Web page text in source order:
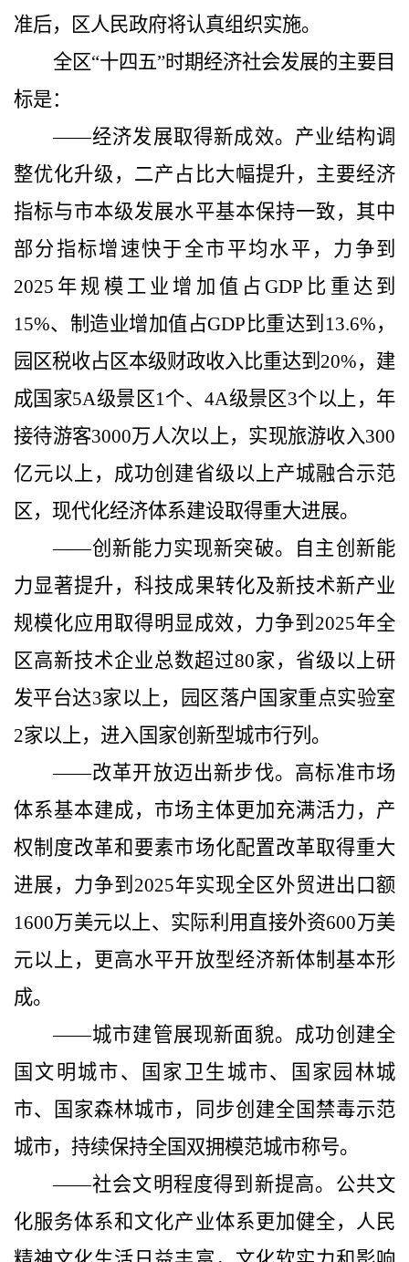
准后，区人民政府将认真组织实施。
全区“十四五”时期经济社会发展的主要目
标是：
——经济发展取得新成效。 产业结构调
整优化升级，二产占比大幅提升， 主要经济
指标与市本级发展水平基本保持一致，其中
部分指标增速快于全市平均水平， 力争到
2025 年规模工业增加值占GDP 比重达到
15%、制造业增加值占GDP 比重达到 13.6%，
园区税收占区本级财政收入比重达到 20%，建
成国家5A级景区1个、4A级景区3个以上，年
接待游客3000万人次以上，实现旅游收入300
亿元以上，成功创建省级以上产城融合示范
区， 现代化经济体系建设取得重大进展。
——创新能力实现新突破。
自主创新能
力显著提升，科技成果转化及新技术新产业
规模化应用取得明显成效， 力争到 2025年全
区高新技术企业总数超过80家，省级以上研
发平台达3家以上，园区落户国家重点实验室
2家以上， 进入国家创新型城市行列。
——改革开放迈出新步伐。 高标准市场
体系基本建成，市场主体更加充满活力，产
权制度改革和要素市场化配置改革取得重大
进展，力争到 2025年实现全区外贸进出口额
1600万美元以上、实际利用直接外资600万美
元以上，更高水平开放型经济新体制基本形
成。
——城市建管展现新面貌。 成功创建全
国文明城市、国家卫生城市、国家园林城
市、国家森林城市，同步创建全国禁毒示范
城市，持续保持全国双拥模范城市称号。
——社会文明程度得到新提高。 公共文
化服务体系和文化产业体系更加健全，人民